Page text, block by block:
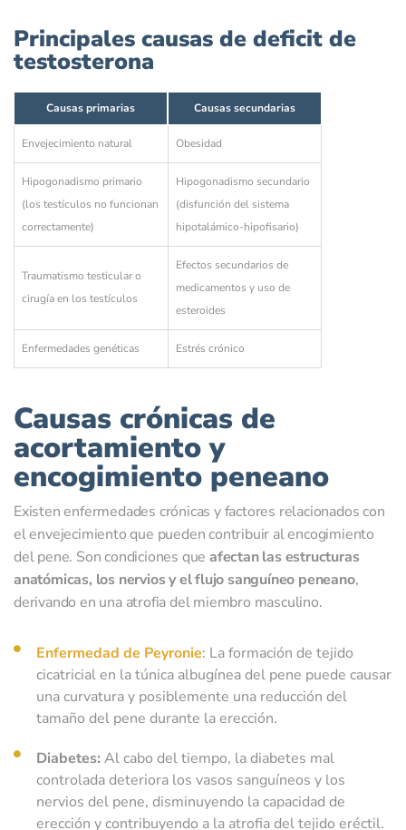
Principales causas de deficit de
testosterona
Causas primarias Causas secundarias
Envejecimiento natural Obesidad
Hipogonadismo primario
(los testículos no funcionan
correctamente)
Hipogonadismo secundario
(disfunción del sistema
hipotalámico-hipofisario)
Traumatismo testicular o
cirugía en los testículos
Efectos secundarios de
medicamentos y uso de
esteroides
Enfermedades genéticas Estrés crónico
Causas crónicas de
acortamiento y
encogimiento peneano
Existen enfermedades crónicas y factores relacionados con
el envejecimiento que pueden contribuir al encogimiento
del pene. Son condiciones queafectan las estructuras
anatómicas, los nervios y el flujo sanguíneo peneano,
derivando en una atrofia del miembro masculino.
Enfermedad de Peyronie: La formación de tejido
cicatricial en la túnica albugínea del pene puede causar
una curvatura y posiblemente una reducción del
tamaño del pene durante la erección.
Diabetes: Al cabo del tiempo, la diabetes mal
controlada deteriora los vasos sanguíneos y los
nervios del pene, disminuyendo la capacidad de
erección y contribuyendo a la atrofia del tejido eréctil.